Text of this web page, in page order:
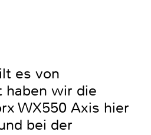
es von
haben wir die
WX550 Axis hier
bei der